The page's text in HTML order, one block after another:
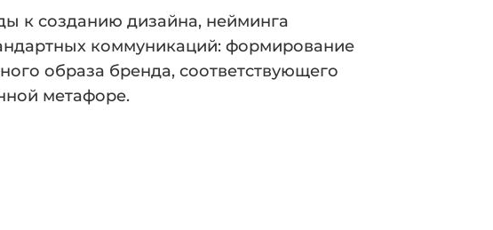
к созданию дизайна, нейминга
коммуникаций: формирование
образа бренда, соответствующего
метафоре.